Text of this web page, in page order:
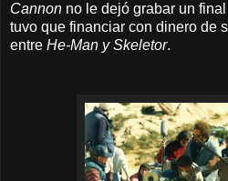
Cannon no le dejó grabar un
tuvo que financiar con dinero de
entre He-Man y Skeletor.